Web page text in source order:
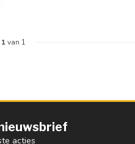
1van 1
acties